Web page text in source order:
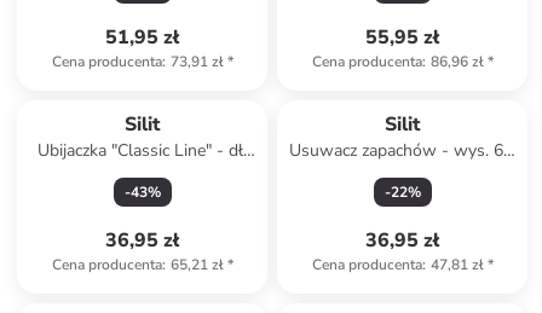
51,95 zł
Cena producenta: 73,91 zł*
55,95 zł
Cena producenta: 86,96 zł*
Silit
Ubijaczka "Classic Line" - dł.
28 cm
-43%
36,95 zł
Cena producenta: 65,21 zł*
Silit
Usuwacz zapachów - wys. 6,5
cm
-22%
36,95 zł
Cena producenta: 47,81 zł*